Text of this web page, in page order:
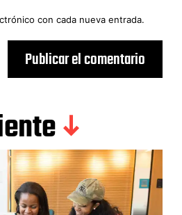
con cada nueva entrada.